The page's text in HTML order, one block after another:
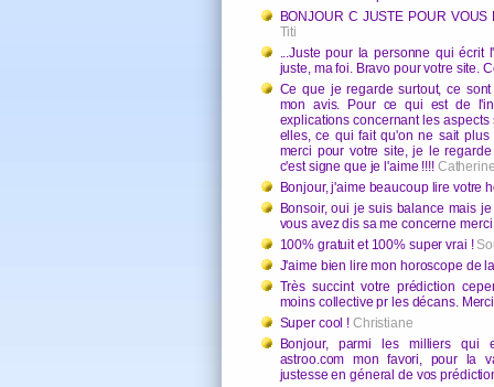
BONJOUR C JUSTE POUR
Titi
...Juste pour la personne qui écrit
juste, ma foi. Bravo pour votre site.
Ce que je regarde surtout, ce
mon avis. Pour ce qui est de
explications concernant les
elles, ce qui fait qu'on ne sait
merci pour votre site, je le
c'est signe que je l'aime !!!!
Bonjour, j'aime beaucoup lire votre
Bonsoir, oui je suis balance mais
vous avez dis sa me concerne merci
100% gratuit et 100% super vrai !
J'aime bien lire mon horoscope de
Très succint votre prédiction
moins collective pr les décans.
Super cool ! Christiane
Bonjour, parmi les milliers qui
astroo.com mon favori, pour la
justesse en géneral de vos